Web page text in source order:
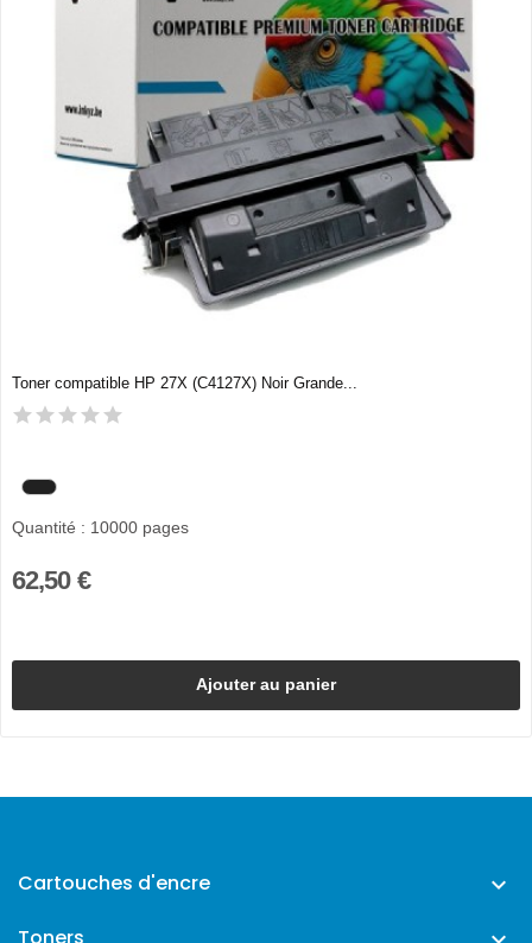
Toner compatible HP 27X (C4127X) Noir Grande...
Quantité : 10000 pages
62,50 €
Ajouter au panier
Cartouches d'encre 
Toners